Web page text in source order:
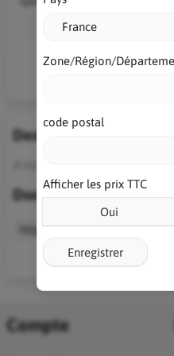
Description
Données techniques
https //
Compte
Zone/Région/
code postal
Afficher les prix TTC
Oui
Enregistrer